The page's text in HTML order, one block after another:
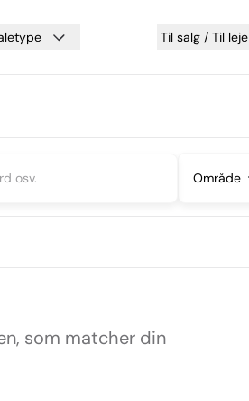
Til salg / Til leje
Område
som matcher din